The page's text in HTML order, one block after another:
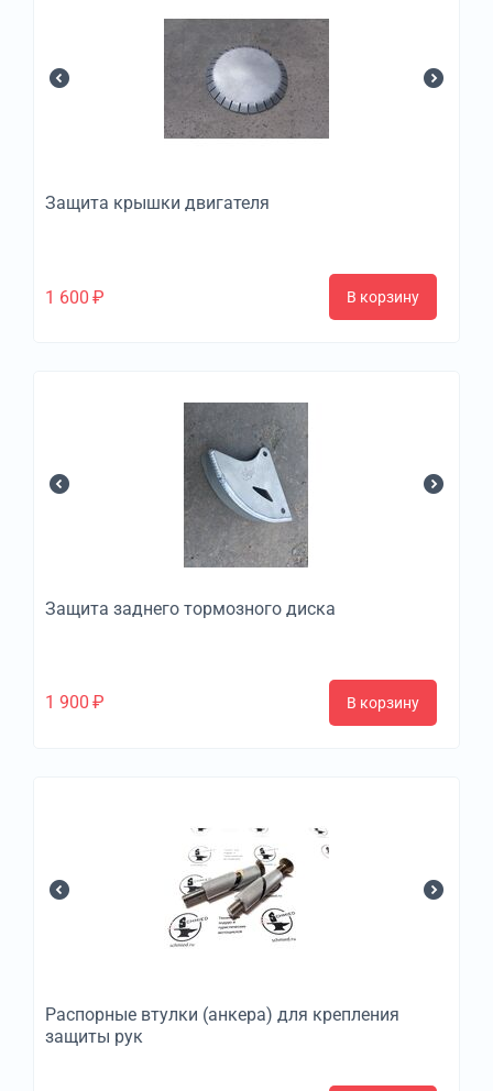
Защита крышки двигателя
1 600 ₽ В корзину
Защита заднего тормозного диска
1 900 ₽ В корзину
Распорные втулки (анкера) для крепления
защиты рук